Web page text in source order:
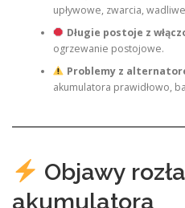
upływowe, zwarcia,
Długie postoje z
ogrzewanie postojowe.
Problemy z
akumulatora prawidłowo,
Objawy
akumulatora